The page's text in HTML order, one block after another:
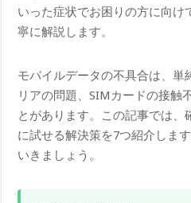
いった症状でお困りの方に向け
寧に解説します。
モバイルデータの不具合は、単
リアの問題、SIMカードの接触
とがあります。この記事では、
に試せる解決策を7つ紹介しま
いきましょう。